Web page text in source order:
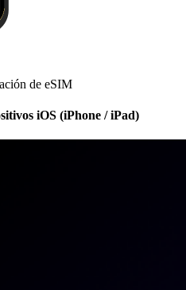
de eSIM
iOS (iPhone / iPad)